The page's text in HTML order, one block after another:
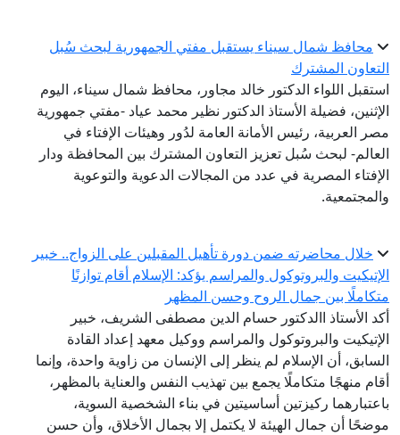
محافظ شمال سيناء يستقبل مفتي الجمهورية لبحث سُبل
التعاون المشترك
استقبل اللواء الدكتور خالد مجاور، محافظ شمال سيناء، اليوم
الإثنين، فضيلة الأستاذ الدكتور نظير محمد عياد -مفتي جمهورية
مصر العربية، رئيس الأمانة العامة لدُور وهيئات الإفتاء في
العالم- لبحث سُبل تعزيز التعاون المشترك بين المحافظة ودار
الإفتاء المصرية في عدد من المجالات الدعوية والتوعوية
والمجتمعية.
خلال محاضرته ضمن دورة تأهيل المقبلين على الزواج.. خبير
الإتيكيت والبروتوكول والمراسم يؤكد: الإسلام أقام توازنًا
متكاملًا بين جمال الروح وحسن المظهر
أكد الأستاذ االدكتور حسام الدين مصطفى الشريف، خبير
الإتيكيت والبروتوكول والمراسم ووكيل معهد إعداد القادة
السابق، أن الإسلام لم ينظر إلى الإنسان من زاوية واحدة، وإنما
أقام منهجًا متكاملًا يجمع بين تهذيب النفس والعناية بالمظهر،
باعتبارهما ركيزتين أساسيتين في بناء الشخصية السوية،
موضحًا أن جمال الهيئة لا يكتمل إلا بجمال الأخلاق، وأن حسن